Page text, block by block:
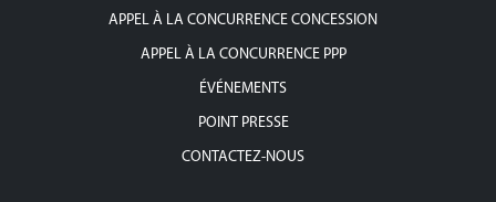
APPEL À LA CONCURRENCE CONCESSION
APPEL À LA CONCURRENCE PPP
ÉVÉNEMENTS
POINT PRESSE
CONTACTEZ-NOUS